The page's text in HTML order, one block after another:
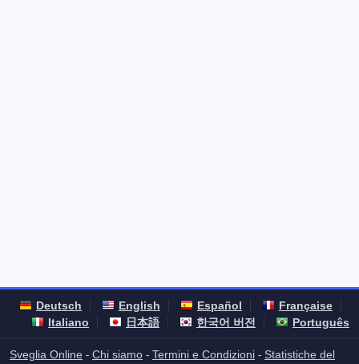
Deutsch English Español
Française
Italiano
日本語 한국어 버전 Português
Sveglia Online - Chi siamo - Termini e Condizioni - Statistiche del